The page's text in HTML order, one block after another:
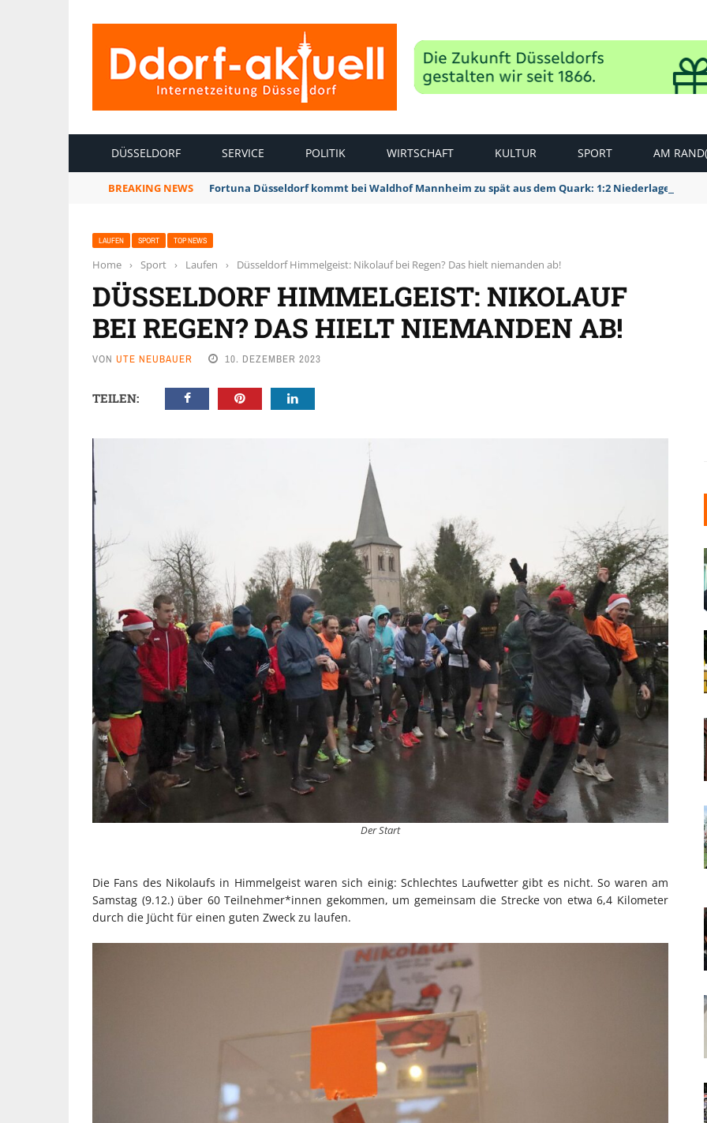
DÜSSELDORF SERVICE POLITIK WIRTSCHAFT KULTUR SPORT AM
BREAKING NEWS Fortuna Düsseldorf kommt bei Waldhof Mannheim zu spät aus dem Quark: 1:2 Niederlage
LAUFEN SPORT TOP NEWS
Home › Sport › Laufen › Düsseldorf Himmelgeist: Nikolauf bei Regen? Das hielt niemanden ab!
DÜSSELDORF HIMMELGEIST: NIKOLAUF
BEI REGEN? DAS HIELT NIEMANDEN AB!
VON UTE NEUBAUER 10. DEZEMBER 2023
TEILEN:
Der Start
Die Fans des Nikolaufs in Himmelgeist waren sich einig: Schlechtes Laufwetter gibt es nicht. So waren am
Samstag (9.12.) über 60 Teilnehmer*innen gekommen, um gemeinsam die Strecke von etwa 6,4 Kilometer
durch die Jücht für einen guten Zweck zu laufen.